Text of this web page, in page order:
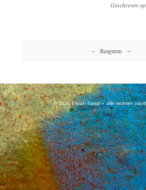
Geschreven
~ Reageren ~
© 2026 Elisah Saruz – alle rechten